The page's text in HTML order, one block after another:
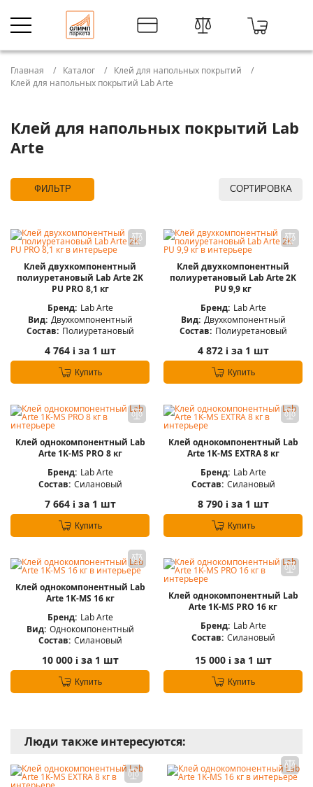
Главная Каталог
Клей для напольных покрытий
Клей для напольных покрытий Lab Arte
Клей для напольных покрытий Lab
Arte
ФИЛЬТР СОРТИРОВКА
Клей двухкомпонентный
полиуретановый Lab Arte 2K
PU PRO 8,1 кг
Бренд: Lab Arte
Вид: Двухкомпонентный
Состав: Полиуретановый
4 764 iза 1 шт
Купить
Клей двухкомпонентный
полиуретановый Lab Arte 2K
PU 9,9 кг
Бренд: Lab Arte
Вид: Двухкомпонентный
Состав: Полиуретановый
4 872 iза 1 шт
Купить
Клей однокомпонентный Lab
Arte 1K-MS PRO 8 кг
Бренд: Lab Arte
Состав: Силановый
7 664 iза 1 шт
Купить
Клей однокомпонентный Lab
Arte 1K-MS EXTRA 8 кг
Бренд: Lab Arte
Состав: Силановый
8 790 iза 1 шт
Купить
Клей однокомпонентный Lab
Arte 1K-MS 16 кг
Бренд: Lab Arte
Вид: Однокомпонентный
Состав: Силановый
10 000 iза 1 шт
Купить
Клей однокомпонентный Lab
Arte 1K-MS PRO 16 кг
Бренд: Lab Arte
Состав: Силановый
15 000 iза 1 шт
Купить
Люди также интересуются: